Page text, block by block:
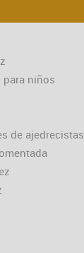
para niños
de ajedrecistas